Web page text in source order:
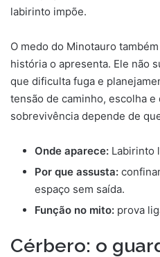
labirinto impõe.
O medo do Minotauro
história o apresenta. Ele não
que dificulta fuga e
tensão de caminho, escolha e
sobrevivência depende de
Onde aparece: Labirinto
Por que assusta:
espaço sem saída.
Função no mito: prova
Cérbero: o